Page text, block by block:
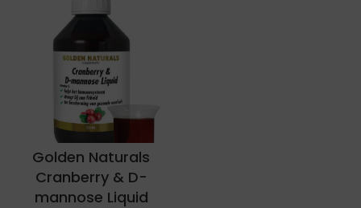
Golden Naturals
Cranberry & D-
mannose Liquid